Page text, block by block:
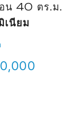
น 40 ตร.ม.
เนียม